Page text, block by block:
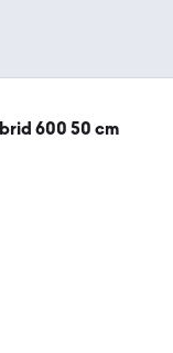
600 50 cm